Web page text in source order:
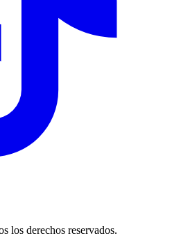
los derechos reservados.